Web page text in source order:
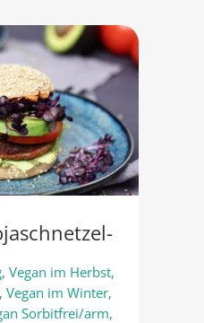
, Vegan im Herbst,
Vegan im Winter,
Sorbitfrei/arm,